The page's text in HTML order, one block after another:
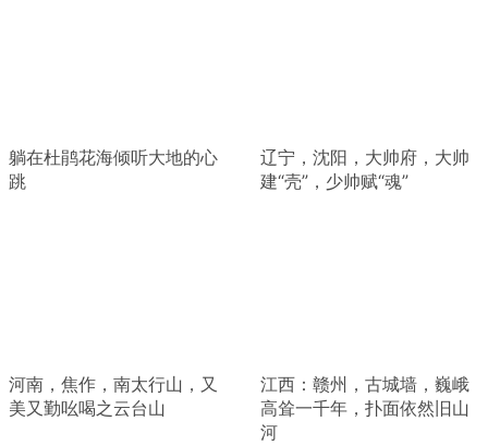
躺在杜鹃花海倾听大地的心
跳
辽宁，沈阳，大帅府，大帅
建“壳”，少帅赋“魂”
河南，焦作，南太行山，又
美又勤吆喝之云台山
江西：赣州，古城墙，巍峨
高耸一千年，扑面依然旧山
河